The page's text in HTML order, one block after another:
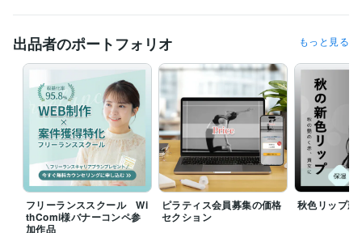
職歴
資格・検定
情報処理技術者（基本情報技術者） 取得年 : 1997年
硬筆書写検定 取得年 : 1998年
秘書技能検定2級 取得年 : 1996年
得意分野
デザイン制作 名刺デザイン　カスタム・フルオーダーまで
デザイン 名刺 カード こだわり オリジナル 無料
印刷
シンプル
ピンク
出品者のポートフォリオ もっと見る
フリーランススクール Wi
thComi様バナーコンペ参
加作品
ピラティス会員募集の価格
セクション
秋色リップ新